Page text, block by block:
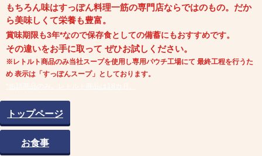
もちろん味はすっぽん料理一筋の専門店ならではのもの。 だか
ら美味しくて栄養も豊富。
賞味期限も3年*なので保存食としての備蓄にもおすすめです。
その違いをお手に取って ぜひお試しください。
※レトルト商品のみ当社スープを使用し専用パウチ工場にて 最終工程を行うた
め 表示は「すっぽんスープ」としております。
トップページ
お食事